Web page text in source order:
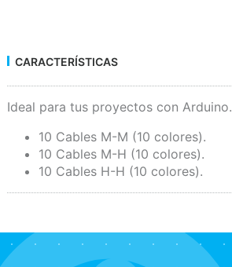
CARACTERÍSTICAS
Ideal para tus proyectos con Arduino.
10 Cables M-M (10 colores).
10 Cables M-H (10 colores).
10 Cables H-H (10 colores).